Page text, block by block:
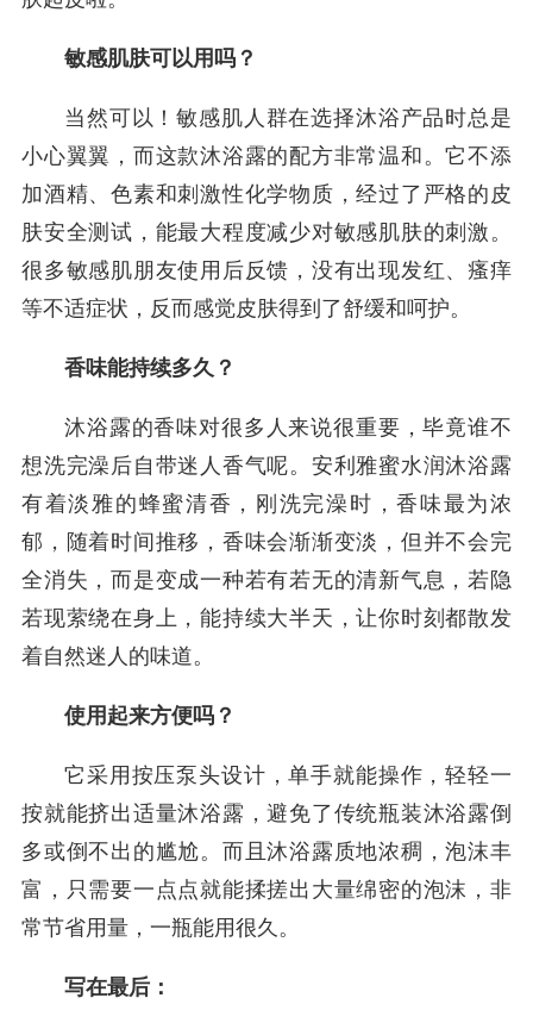
敏感肌肤可以用吗？
当然可以！敏感肌人群在选择沐浴产品时总是
小心翼翼，而这款沐浴露的配方非常温和。它不添
加酒精、色素和刺激性化学物质，经过了严格的皮
肤安全测试，能最大程度减少对敏感肌肤的刺激。
很多敏感肌朋友使用后反馈，没有出现发红、瘙痒
等不适症状，反而感觉皮肤得到了舒缓和呵护。
香味能持续多久？
沐浴露的香味对很多人来说很重要，毕竟谁不
想洗完澡后自带迷人香气呢。安利雅蜜水润沐浴露
有着淡雅的蜂蜜清香，刚洗完澡时，香味最为浓
郁，随着时间推移，香味会渐渐变淡，但并不会完
全消失，而是变成一种若有若无的清新气息，若隐
若现萦绕在身上，能持续大半天，让你时刻都散发
着自然迷人的味道。
使用起来方便吗？
它采用按压泵头设计，单手就能操作，轻轻一
按就能挤出适量沐浴露，避免了传统瓶装沐浴露倒
多或倒不出的尴尬。而且沐浴露质地浓稠，泡沫丰
富，只需要一点点就能揉搓出大量绵密的泡沫，非
常节省用量，一瓶能用很久。
写在最后：